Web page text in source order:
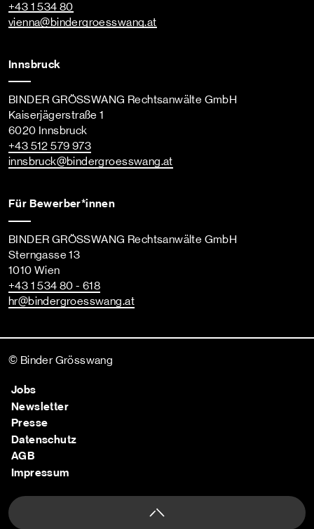
+43 1 534 80
vienna@bindergroesswang.at
Innsbruck
BINDER GRÖSSWANG Rechtsanwälte GmbH
Kaiserjägerstraße 1
6020 Innsbruck
+43 512 579 973
innsbruck@bindergroesswang.at
Für Bewerber*innen
BINDER GRÖSSWANG Rechtsanwälte GmbH
Sterngasse 13
1010 Wien
+43 1 534 80 - 618
hr@bindergroesswang.at
© Binder Grösswang
Jobs
Newsletter
Presse
Datenschutz
AGB
Impressum
Nach